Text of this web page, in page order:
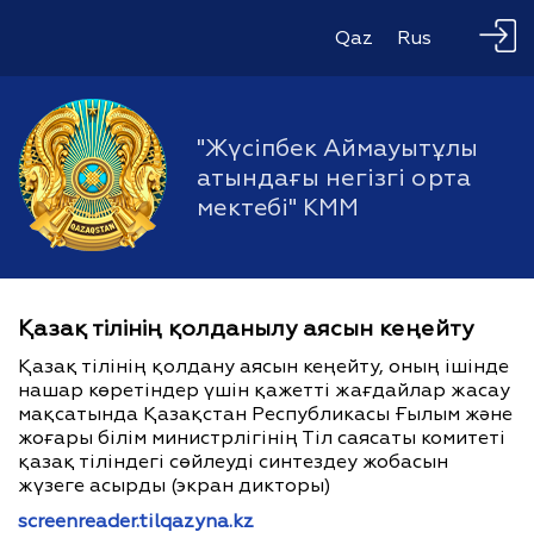
Qaz Rus
"Жүсіпбек Аймауытұлы
атындағы негізгі орта
мектебі" КММ
Қазақ тілінің қолданылу аясын кеңейту
Қазақ тілінің қолдану аясын кеңейту, оның ішінде
нашар көретіндер үшін қажетті жағдайлар жасау
мақсатында Қазақстан Республикасы Ғылым және
жоғары білім министрлігінің Тіл саясаты комитеті
қазақ тіліндегі сөйлеуді синтездеу жобасын
жүзеге асырды (экран дикторы)
screenreader.tilqazyna.kz